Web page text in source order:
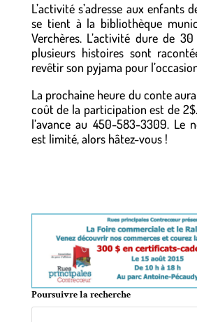
L’activité s’adresse aux enfants
se tient à la bibliothèque
Verchères. L’activité dure de
plusieurs histoires sont
revêtir son pyjama pour
La prochaine heure du conte
coût de la participation est de
l’avance au 450-583-3309. Le
est limité, alors hâtez-vous !
Poursuivre la recherche